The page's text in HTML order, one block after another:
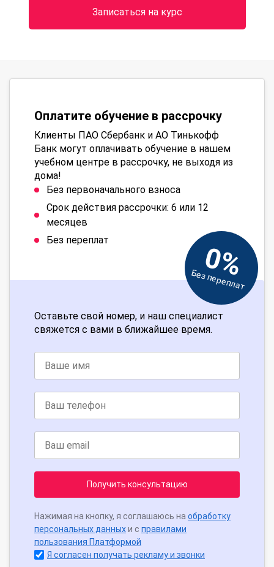
Записаться на курс
Оплатите обучение в рассрочку
Клиенты ПАО Сбербанк и АО Тинькофф
Банк могут оплачивать обучение в нашем
учебном центре в рассрочку, не выходя из
дома!
Без первоначального взноса
Срок действия рассрочки: 6 или 12
месяцев
Без переплат
0%
Без переплат
Оставьте свой номер, и наш специалист
свяжется с вами в ближайшее время.
Получить консультацию
Нажимая на кнопку, я соглашаюсь на обработку
персональных данныхи с правилами
пользования Платформой
Я согласен получать рекламу и звонки